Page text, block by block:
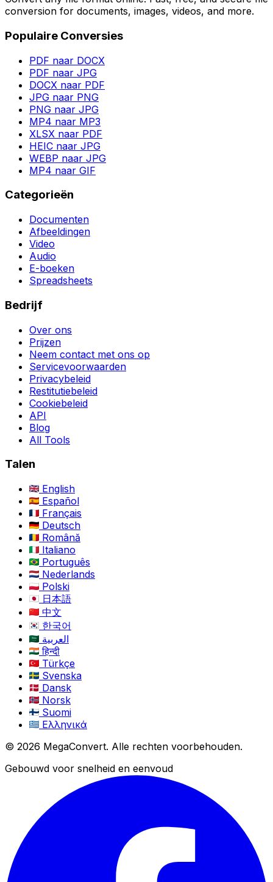
conversion for documents, images, videos, and more.
Populaire Conversies
PDF naar DOCX
PDF naar JPG
DOCX naar PDF
JPG naar PNG
PNG naar JPG
MP4 naar MP3
XLSX naar PDF
HEIC naar JPG
WEBP naar JPG
MP4 naar GIF
Categorieën
Documenten
Afbeeldingen
Video
Audio
E-boeken
Spreadsheets
Bedrijf
Over ons
Prijzen
Neem contact met ons op
Servicevoorwaarden
Privacybeleid
Restitutiebeleid
Cookiebeleid
API
Blog
All Tools
Talen
English
Español
Français
Deutsch
Română
Italiano
Português
Nederlands
Polski
日本語
中文
한국어
العربية
हिन्दी
Türkçe
Svenska
Dansk
Norsk
Suomi
Ελληνικά
© 2026 MegaConvert. Alle rechten voorbehouden.
Gebouwd voor snelheid en eenvoud